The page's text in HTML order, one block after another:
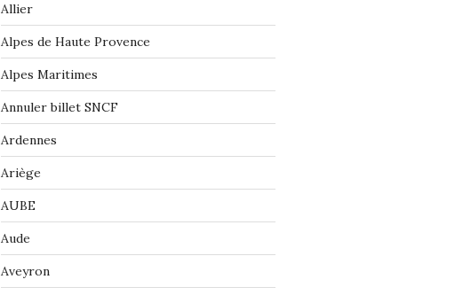
Allier
Alpes de Haute Provence
Alpes Maritimes
Annuler billet SNCF
Ardennes
Ariège
AUBE
Aude
Aveyron